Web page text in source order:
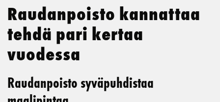
Raudanpoisto kannattaa
tehdä pari kertaa
vuodessa
Raudanpoisto syväpuhdistaa